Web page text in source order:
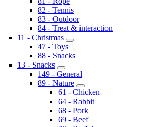
82 - Tennis
83 - Outdoor
84 - Treat & interaction
11 - Christmas
47 - Toys
88 - Snacks
13 - Snacks
149 - General
89 - Nature
61 - Chicken
64 - Rabbit
68 - Pork
69 - Beef